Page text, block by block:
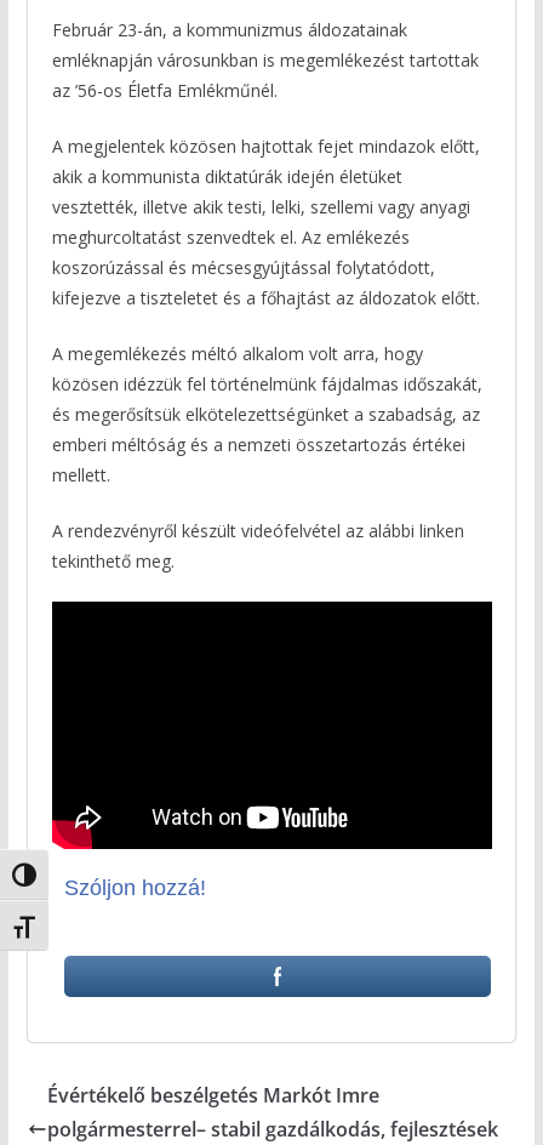
Nagy kontraszt váltása
Betűméret váltása
Február 23-án, a kommunizmus áldozatainak
emléknapján városunkban is megemlékezést tartottak
az ’56-os Életfa Emlékműnél.
A megjelentek közösen hajtottak fejet mindazok előtt,
akik a kommunista diktatúrák idején életüket
vesztették, illetve akik testi, lelki, szellemi vagy anyagi
meghurcoltatást szenvedtek el. Az emlékezés
koszorúzással és mécsesgyújtással folytatódott,
kifejezve a tiszteletet és a főhajtást az áldozatok előtt.
A megemlékezés méltó alkalom volt arra, hogy
közösen idézzük fel történelmünk fájdalmas időszakát,
és megerősítsük elkötelezettségünket a szabadság, az
emberi méltóság és a nemzeti összetartozás értékei
mellett.
A rendezvényről készült videófelvétel az alábbi linken
tekinthető meg.
Szóljon hozzá!
Évértékelő beszélgetés Markót Imre
polgármesterrel– stabil gazdálkodás, fejlesztések